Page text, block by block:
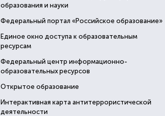
образования и науки
Федеральный портал «Российское образование»
Единое окно доступа к образовательным
ресурсам
Федеральный центр информационно-
образовательных ресурсов
Открытое образование
Интерактивная карта антитеррористической
деятельности